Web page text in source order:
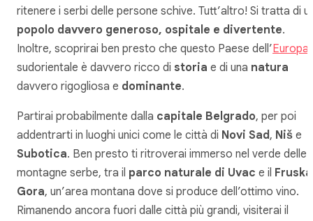
ritenere i serbi delle persone schive. Tutt’altro! Si tratta di
popolo davvero generoso, ospitale e divertente.
Inoltre, scoprirai ben presto che questo Paese dell’Europa
sudorientale è davvero ricco di storia e di una natura
davvero rigogliosa e dominante.
Partirai probabilmente dalla capitale Belgrado, per poi
addentrarti in luoghi unici come le città di Novi Sad , Niš e
Subotica. Ben presto ti ritroverai immerso nel verde delle
montagne serbe, tra il parco naturale di Uvac e il Fruska
Gora, un’area montana dove si produce dell’ottimo vino.
Rimanendo ancora fuori dalle città più grandi, visiterai il